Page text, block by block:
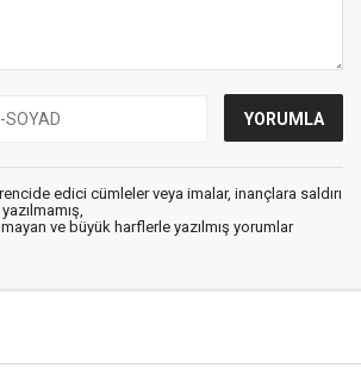
edici cümleler veya imalar, inançlara saldırı
ve büyük harflerle yazılmış yorumlar